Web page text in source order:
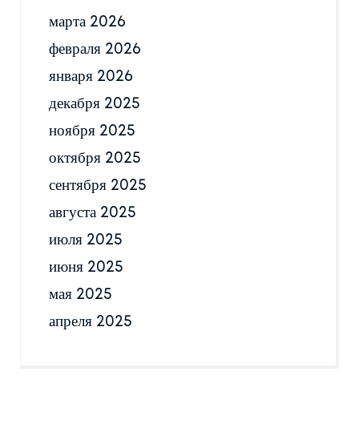
марта 2026
февраля 2026
января 2026
декабря 2025
ноября 2025
октября 2025
сентября 2025
августа 2025
июля 2025
июня 2025
мая 2025
апреля 2025